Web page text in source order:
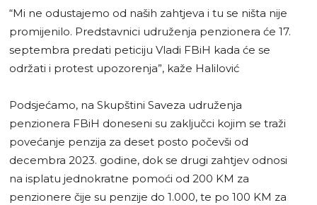
“Mi ne odustajemo od naših zahtjeva i tu se ništa nije
promijenilo. Predstavnici udruženja penzionera će 17.
septembra predati peticiju Vladi FBiH kada će se
održati i protest upozorenja”, kaže Halilović
Podsjećamo, na Skupštini Saveza udruženja
penzionera FBiH doneseni su zaključci kojim se traži
povećanje penzija za deset posto počevši od
decembra 2023. godine, dok se drugi zahtjev odnosi
na isplatu jednokratne pomoći od 200 KM za
penzionere čije su penzije do 1.000, te po 100 KM za